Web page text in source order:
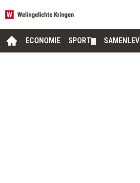
ECONOMIE SPORT